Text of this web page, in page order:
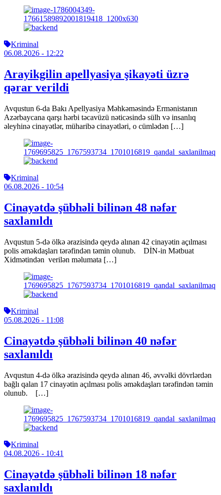
Kriminal
06.08.2026 - 12:22
Arayikgilin apellyasiya şikayəti üzrə
qərar verildi
Avqustun 6-da Bakı Apellyasiya Məhkəməsində Ermənistanın
Azərbaycana qarşı hərbi təcavüzü nəticəsində sülh və insanlıq
əleyhinə cinayətlər, müharibə cinayətləri, o cümlədən […]
Kriminal
06.08.2026 - 10:54
Cinayətdə şübhəli bilinən 48 nəfər
saxlanıldı
Avqustun 5-də ölkə ərazisində qeydə alınan 42 cinayətin açılması
polis əməkdaşları tərəfindən təmin olunub. DİN-in Mətbuat
Xidmətindən verilən məlumata […]
Kriminal
05.08.2026 - 11:08
Cinayətdə şübhəli bilinən 40 nəfər
saxlanıldı
Avqustun 4-də ölkə ərazisində qeydə alınan 46, əvvəlki dövrlərdən
bağlı qalan 17 cinayətin açılması polis əməkdaşları tərəfindən təmin
olunub. […]
Kriminal
04.08.2026 - 10:41
Cinayətdə şübhəli bilinən 18 nəfər
saxlanıldı